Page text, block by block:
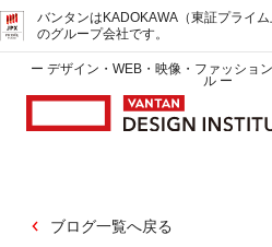
バンタンはKADOKAWA（東証プライム
のグループ会社です。
ー デザイン・WEB・映像・ファッショ
ル ー
ブログ一覧へ戻る